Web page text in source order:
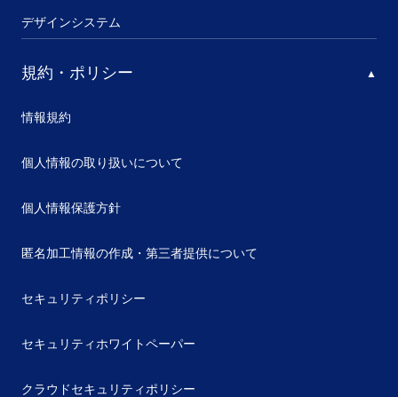
デザインシステム
規約・ポリシー
情報規約
個人情報の取り扱いについて
個人情報保護方針
匿名加工情報の作成・第三者提供について
セキュリティポリシー
セキュリティホワイトペーパー
クラウドセキュリティポリシー